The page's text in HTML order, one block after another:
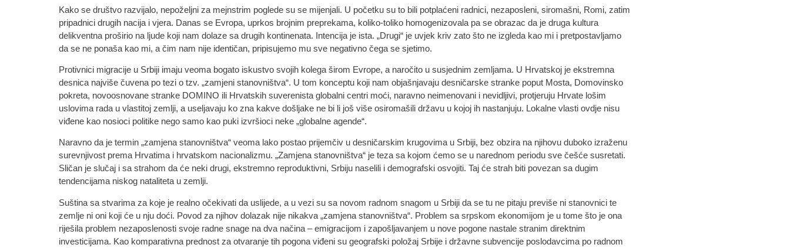
Kako se društvo razvijalo, nepoželjni za mejnstrim poglede su se mijenjali. U početku su to bili potplaćeni radnici, nezaposleni, siromašni, Romi, zatim
pripadnici drugih nacija i vjera. Danas se Evropa, uprkos brojnim preprekama, koliko-toliko homogenizovala pa se obrazac da je druga kultura
delikventna proširio na ljude koji nam dolaze sa drugih kontinenata. Intencija je ista. „Drugi“ je uvjek kriv zato što ne izgleda kao mi i pretpostavljamo
da se ne ponaša kao mi, a čim nam nije identičan, pripisujemo mu sve negativno čega se sjetimo.
Protivnici migracije u Srbiji imaju veoma bogato iskustvo svojih kolega širom Evrope, a naročito u susjednim zemljama. U Hrvatskoj je ekstremna
desnica najviše čuvena po tezi o tzv. „zamjeni stanovništva“. U tom konceptu koji nam objašnjavaju desničarske stranke poput Mosta, Domovinsko
pokreta, novoosnovane stranke DOMINO ili Hrvatskih suverenista globalni centri moći, naravno neimenovani i nevidljivi, protjeruju Hrvate lošim
uslovima rada u vlastitoj zemlji, a useljavaju ko zna kakve došljake ne bi li još više osiromašili državu u kojoj ih nastanjuju. Lokalne vlasti ovdje nisu
viđene kao nosioci politike nego samo kao puki izvršioci neke „globalne agende“.
Naravno da je termin „zamjena stanovništva“ veoma lako postao prijemčiv u desničarskim krugovima u Srbiji, bez obzira na njihovu duboko izraženu
surevnjivost prema Hrvatima i hrvatskom nacionalizmu. „Zamjena stanovništva“ je teza sa kojom ćemo se u narednom periodu sve češće susretati.
Sličan je slučaj i sa strahom da će neki drugi, ekstremno reproduktivni, Srbiju naselili i demografski osvojiti. Taj će strah biti povezan sa dugim
tendencijama niskog nataliteta u zemlji.
Suština sa stvarima za koje je realno očekivati da uslijede, a u vezi su sa novom radnom snagom u Srbiji da se tu ne pitaju previše ni stanovnici te
zemlje ni oni koji će u nju doći. Povod za njihov dolazak nije nikakva „zamjena stanovništva“. Problem sa srpskom ekonomijom je u tome što je ona
riješila problem nezaposlenosti svoje radne snage na dva načina – emigracijom i zapošljavanjem u nove pogone nastale stranim direktnim
investicijama. Kao komparativna prednost za otvaranje tih pogona viđeni su geografski položaj Srbije i državne subvencije poslodavcima po radnom